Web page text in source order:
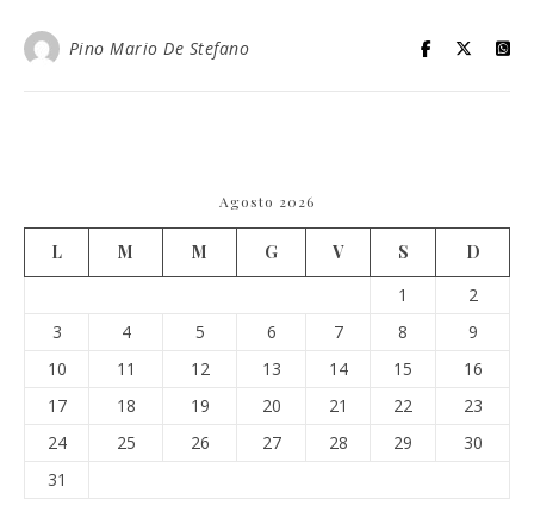
Pino Mario De Stefano
Agosto 2026
L M M G V S
D
1
2
3
4 5 6 7 8
9
10
11 12 13 14 15
16
17
18 19 20 21 22
23
24
25 26 27 28 29
30
31